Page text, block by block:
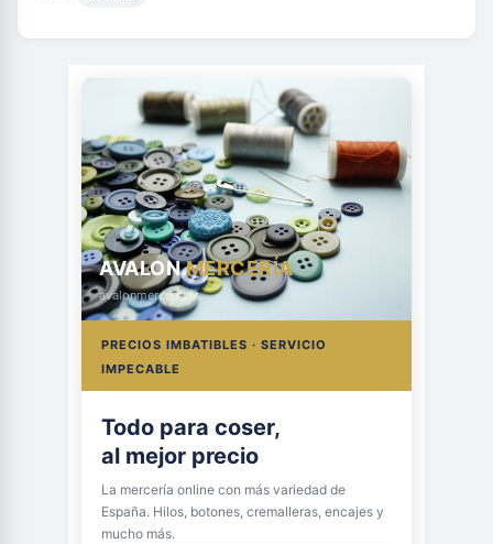
AVALONMERCERÍA
avalonmerceria.es
PRECIOS IMBATIBLES · SERVICIO
IMPECABLE
Todo para coser,
al mejor precio
La mercería online con más variedad de
España. Hilos, botones, cremalleras, encajes y
mucho más.